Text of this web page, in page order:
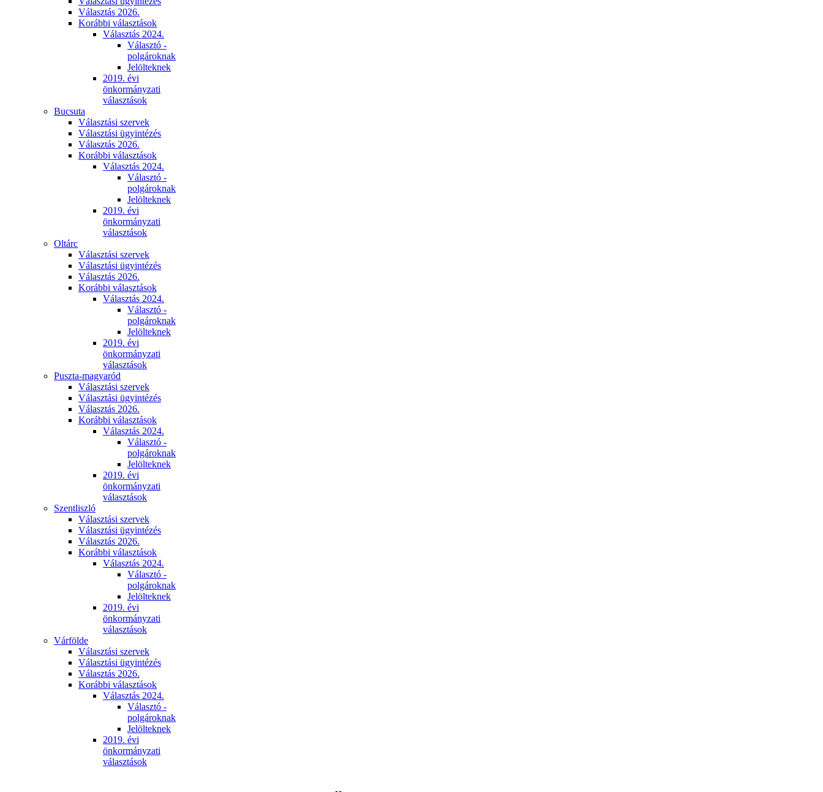
Választás 2026.
Korábbi választások
Választás 2024.
Választó -
polgároknak
Jelölteknek
2019. évi
önkormányzati
választások
Bucsuta
Választási szervek
Választási ügyintézés
Választás 2026.
Korábbi választások
Választás 2024.
Választó -
polgároknak
Jelölteknek
2019. évi
önkormányzati
választások
Oltárc
Választási szervek
Választási ügyintézés
Választás 2026.
Korábbi választások
Választás 2024.
Választó -
polgároknak
Jelölteknek
2019. évi
önkormányzati
választások
Puszta-magyaród
Választási szervek
Választási ügyintézés
Választás 2026.
Korábbi választások
Választás 2024.
Választó -
polgároknak
Jelölteknek
2019. évi
önkormányzati
választások
Szentliszló
Választási szervek
Választási ügyintézés
Választás 2026.
Korábbi választások
Választás 2024.
Választó -
polgároknak
Jelölteknek
2019. évi
önkormányzati
választások
Várfölde
Választási szervek
Választási ügyintézés
Választás 2026.
Korábbi választások
Választás 2024.
Választó -
polgároknak
Jelölteknek
2019. évi
önkormányzati
választások